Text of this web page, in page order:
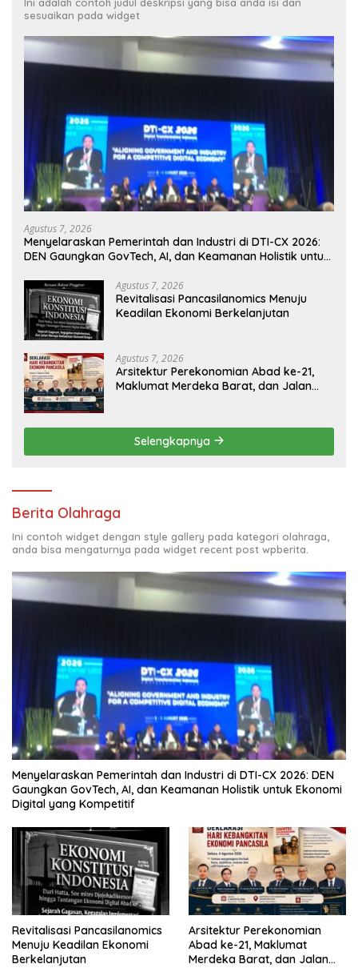
Ini adalah contoh judul deskripsi yang bisa anda isi dan
sesuaikan pada widget
Agustus 7, 2026
Menyelaraskan Pemerintah dan Industri di DTI-CX 2026:
DEN Gaungkan GovTech, AI, dan Keamanan Holistik untuk
Agustus 7, 2026
Revitalisasi Pancasilanomics Menuju
Keadilan Ekonomi Berkelanjutan
Agustus 7, 2026
Arsitektur Perekonomian Abad ke-21,
Maklumat Merdeka Barat, dan Jalan
Selengkapnya
Berita Olahraga
Ini contoh widget dengan style gallery pada kategori olahraga,
anda bisa mengaturnya pada widget recent post wpberita.
Menyelaraskan Pemerintah dan Industri di DTI-CX 2026: DEN
Gaungkan GovTech, AI, dan Keamanan Holistik untuk Ekonomi
Digital yang Kompetitif
Revitalisasi Pancasilanomics
Menuju Keadilan Ekonomi
Berkelanjutan
Arsitektur Perekonomian
Abad ke-21, Maklumat
Merdeka Barat, dan Jalan